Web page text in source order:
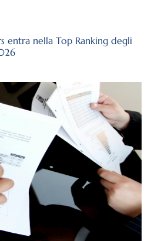
entra nella Top Ranking degli